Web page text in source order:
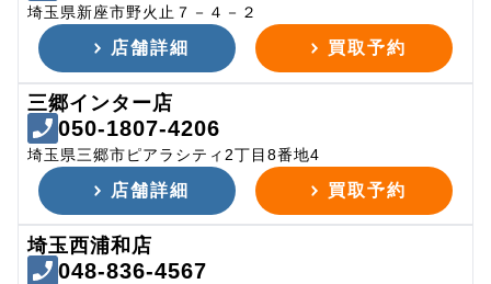
埼玉県新座市野火止７－４－２
店舗詳細 買取予約
三郷インター店
050-1807-4206
埼玉県三郷市ピアラシティ2丁目8番地4
店舗詳細 買取予約
埼玉西浦和店
048-836-4567